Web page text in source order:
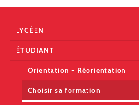
LYCÉEN
ÉTUDIANT
Orientation - Réorientation
Choisir sa formation